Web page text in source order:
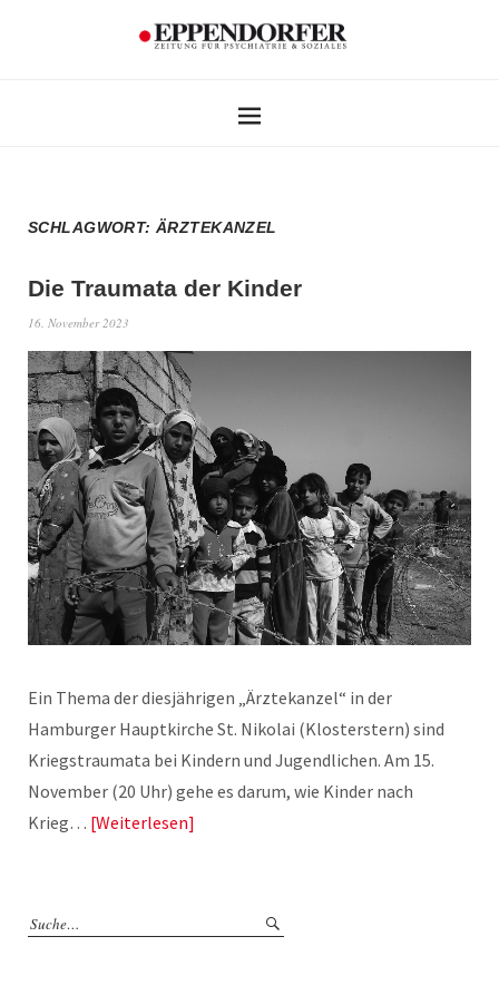
SCHLAGWORT:ÄRZTEKANZEL
Die Traumata der Kinder
16. November 2023
Ein Thema der diesjährigen „Ärztekanzel“ in der
Hamburger Hauptkirche St. Nikolai (Klosterstern) sind
Kriegstraumata bei Kindern und Jugendlichen. Am 15.
November (20 Uhr) gehe es darum, wie Kinder nach
Krieg… Weiterlesen